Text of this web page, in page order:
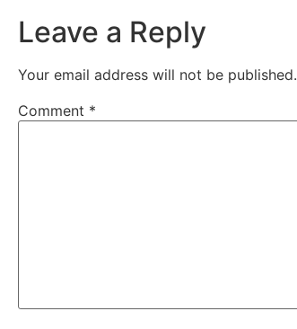
Leave a Reply
Your email address will not be published.
Comment *